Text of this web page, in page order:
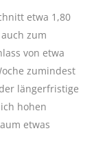
etwa 1,80
zum
von etwa
zumindest
längerfristige
hohen
etwas